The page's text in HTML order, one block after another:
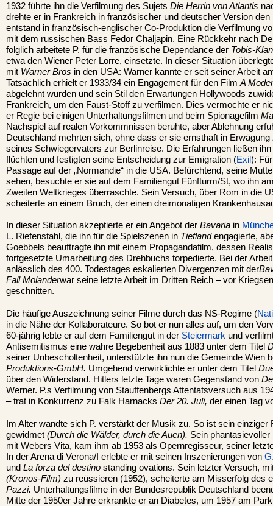
1932 führte ihn die Verfilmung des Sujets Die Herrin von Atlantis
drehte er in Frankreich in französischer und deutscher Version
entstand in französisch-englischer Co-Produktion die Verfilmung
mit dem russischen Bass Fedor Chaljapin. Eine Rückkehr nach
folglich arbeitete P. für die französische Dependance der Tobis-
etwa den Wiener Peter Lorre, einsetzte. In dieser Situation
mit Warner Bros in den USA: Warner kannte er seit seiner Arbeit
Tatsächlich erhielt er 1933/34 ein Engagement für den Film A
abgelehnt wurden und sein Stil den Erwartungen Hollywoods
Frankreich, um den Faust-Stoff zu verfilmen. Dies vermochte er
er Regie bei einigen Unterhaltungsfilmen und beim Spionagefilm
Nachspiel auf realen Vorkommnissen beruhte, aber Ablehnung
Deutschland mehrten sich, ohne dass er sie ernsthaft in
seines Schwiegervaters zur Berlinreise. Die Erfahrungen ließen
flüchten und festigten seine Entscheidung zur Emigration (Exil):
Passage auf der „Normandie“ in die USA. Befürchtend, seine
sehen, besuchte er sie auf dem Familiengut Fünfturm/St, wo ihn
Zweiten Weltkrieges überraschte. Sein Versuch, über Rom in die
scheiterte an einem Bruch, der einen dreimonatigen
In dieser Situation akzeptierte er ein Angebot der Bavaria in
L. Riefenstahl, die ihn für die Spielszenen in Tieflandengagierte,
Goebbels beauftragte ihn mit einem Propagandafilm, dessen
fortgesetzte Umarbeitung des Drehbuchs torpedierte. Bei der
anlässlich des 400. Todestages eskalierten Divergenzen mit der
Fall Molanderwar seine letzte Arbeit im Dritten Reich – vor
geschnitten.
Die häufige Auszeichnung seiner Filme durch das NS-Regime (
in die Nähe der Kollaborateure. So bot er nun alles auf, um den
60-jährig lebte er auf dem Familiengut in der Steiermark und
Antisemitismus eine wahre Begebenheit aus 1883 unter dem Titel
seiner Unbescholtenheit, unterstützte ihn nun die Gemeinde Wien
Produktions-GmbH. Umgehend verwirklichte er unter dem Titel
über den Widerstand. Hitlers letzte Tage waren Gegenstand von
Werner. P.s Verfilmung von Stauffenbergs Attentatsversuch aus
– trat in Konkurrenz zu Falk Harnacks Der 20. Juli, der einen Tag
Im Alter wandte sich P. verstärkt der Musik zu. So ist sein einziger
gewidmet (Durch die Wälder, durch die Auen). Sein
mit Webers Vita, kam ihm ab 1953 als Opernregisseur, seiner
In der Arena di Verona/I erlebte er mit seinen Inszenierungen von
und La forza del destino standing ovations. Sein letzter Versuch,
(Kronos-Film) zu reüssieren (1952), scheiterte am Misserfolg des
Pazzi. Unterhaltungsfilme in der Bundesrepublik Deutschland
Mitte der 1950er Jahre erkrankte er an Diabetes, um 1957 am